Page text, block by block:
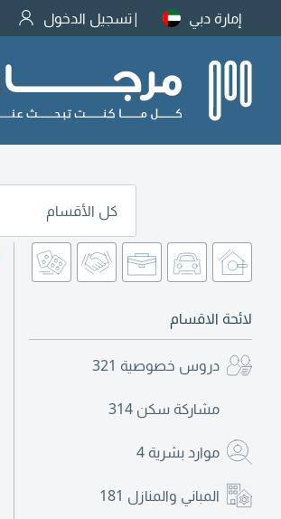
إمارة دبي تسجيل الدخول
كل الأقسام
لائحة الاقسام
دروس خصوصية 321
مشاركة سكن 314
موارد بشرية 4
المباني والمنازل 181